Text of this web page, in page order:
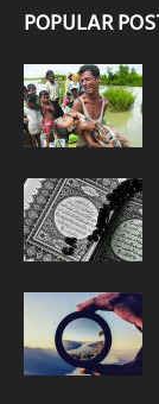
POPULAR